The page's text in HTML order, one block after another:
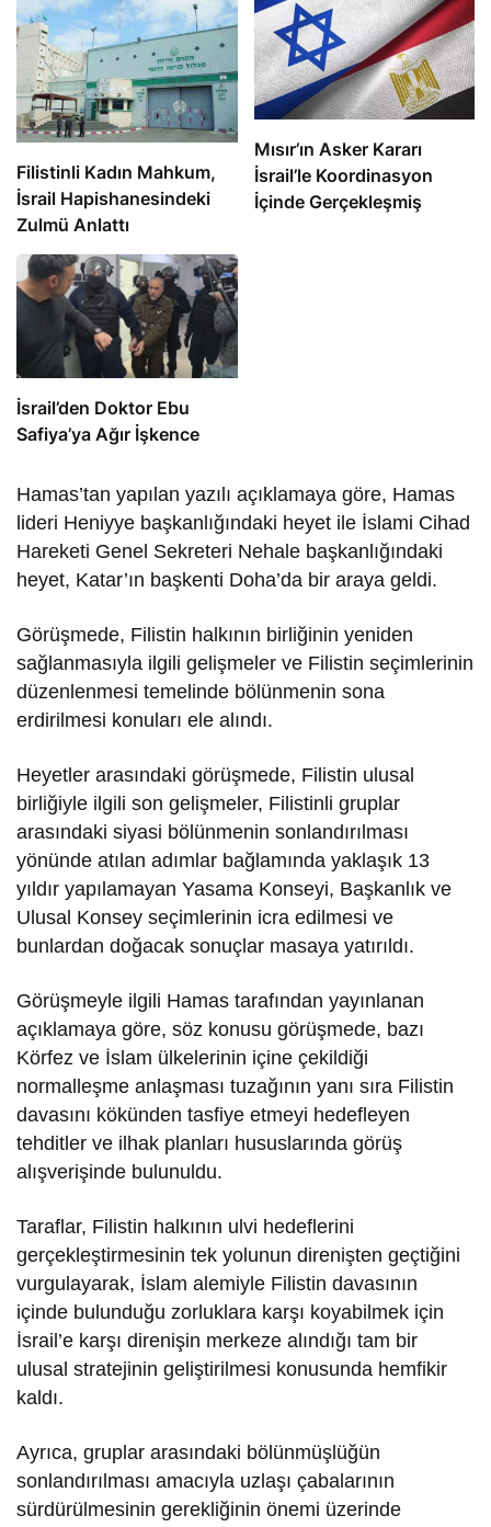
Filistinli Kadın Mahkum,
İsrail Hapishanesindeki
Zulmü Anlattı
Mısır’ın Asker Kararı
İsrail’le Koordinasyon
İçinde Gerçekleşmiş
İsrail’den Doktor Ebu
Safiya’ya Ağır İşkence
Hamas’tan yapılan yazılı açıklamaya göre, Hamas
lideri Heniyye başkanlığındaki heyet ile İslami Cihad
Hareketi Genel Sekreteri Nehale başkanlığındaki
heyet, Katar’ın başkenti Doha’da bir araya geldi.
Görüşmede, Filistin halkının birliğinin yeniden
sağlanmasıyla ilgili gelişmeler ve Filistin seçimlerinin
düzenlenmesi temelinde bölünmenin sona
erdirilmesi konuları ele alındı.
Heyetler arasındaki görüşmede, Filistin ulusal
birliğiyle ilgili son gelişmeler, Filistinli gruplar
arasındaki siyasi bölünmenin sonlandırılması
yönünde atılan adımlar bağlamında yaklaşık 13
yıldır yapılamayan Yasama Konseyi, Başkanlık ve
Ulusal Konsey seçimlerinin icra edilmesi ve
bunlardan doğacak sonuçlar masaya yatırıldı.
Görüşmeyle ilgili Hamas tarafından yayınlanan
açıklamaya göre, söz konusu görüşmede, bazı
Körfez ve İslam ülkelerinin içine çekildiği
normalleşme anlaşması tuzağının yanı sıra Filistin
davasını kökünden tasfiye etmeyi hedefleyen
tehditler ve ilhak planları hususlarında görüş
alışverişinde bulunuldu.
Taraflar, Filistin halkının ulvi hedeflerini
gerçekleştirmesinin tek yolunun direnişten geçtiğini
vurgulayarak, İslam alemiyle Filistin davasının
içinde bulunduğu zorluklara karşı koyabilmek için
İsrail’e karşı direnişin merkeze alındığı tam bir
ulusal stratejinin geliştirilmesi konusunda hemfikir
kaldı.
Ayrıca, gruplar arasındaki bölünmüşlüğün
sonlandırılması amacıyla uzlaşı çabalarının
sürdürülmesinin gerekliğinin önemi üzerinde